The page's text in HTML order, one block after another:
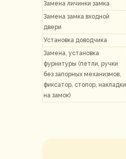
Замена личинки замка
Замена замка входной
двери
Установка доводчика
Замена, установка
фурнитуры (петли, ручки
без запорных механизмов,
фиксатор, стопор, накладки
на замок)